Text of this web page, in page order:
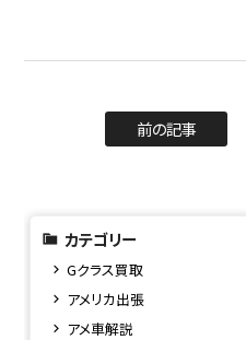
前の記事
カテゴリー
Gクラス買取
アメリカ出張
アメ車解説